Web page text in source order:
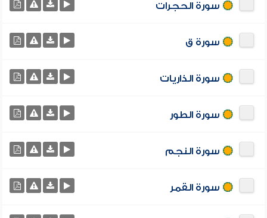
سورة الحجرات
سورة ق
سورة الذاريات
سورة الطور
سورة النجم
سورة القمر